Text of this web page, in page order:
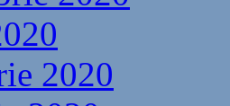
2020